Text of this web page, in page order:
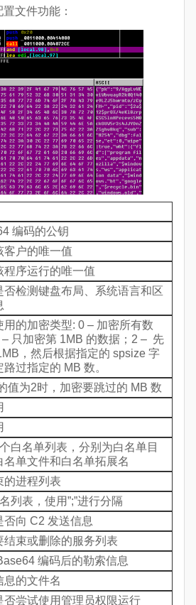
文件功能：
编码的公钥
客户的唯一值
程序运行的唯一值
否检测键盘布局、系统语言和区
用的加密类型: 0 – 加密所有数
– 只加密第 1MB 的数据；2 – 先
，然后根据指定的 spsize 字
路过指定的 MB 数。
值为2时，加密要跳过的 MB 数
白名单列表，分别为白名单目
名单文件和白名单拓展名
的进程列表
列表，使用”;”进行分隔
否向 C2 发送信息
结束或删除的服务列表
编码后的勒索信息
息的文件名
否尝试使用管理员权限运行